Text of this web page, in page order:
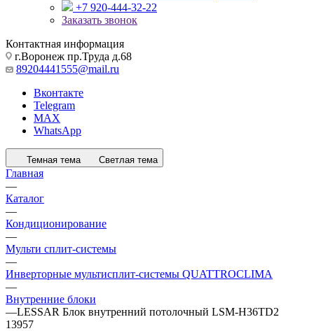
+7 920-444-32-22
Заказать звонок
Контактная информация
г.Воронеж пр.Труда д.68
89204441555@mail.ru
Вконтакте
Telegram
MAX
WhatsApp
Темная тема Светлая тема
Главная
—
Каталог
—
Кондиционирование
—
Мульти сплит-системы
—
Инверторные мультисплит-системы QUATTROCLIMA
—
Внутренние блоки
—LESSAR Блок внутренний потолочный LSM-H36TD2
13957